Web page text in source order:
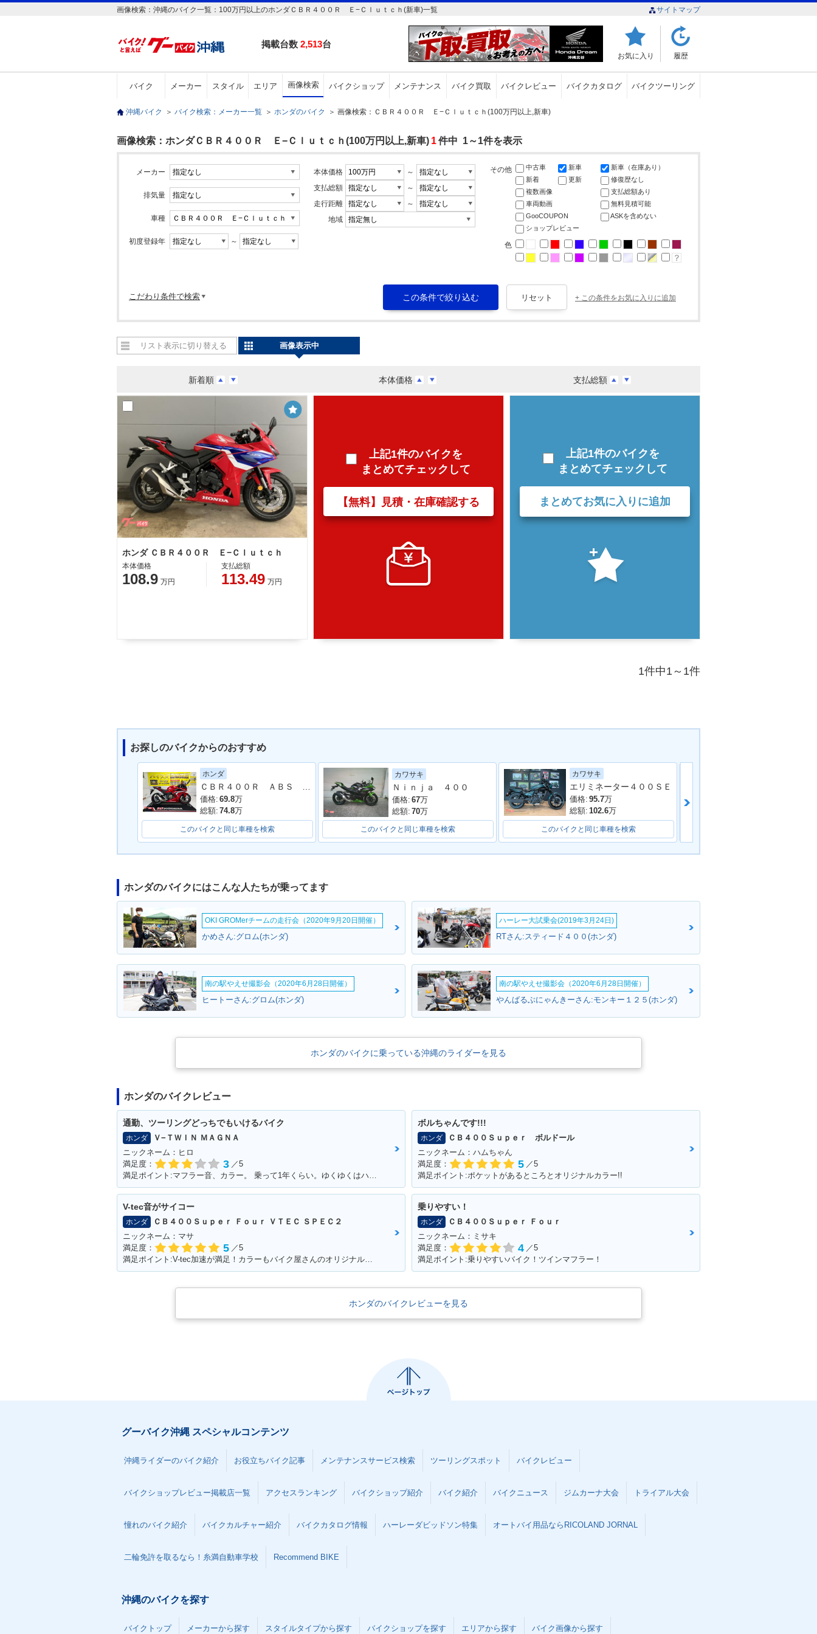
画像検索：沖縄のバイク一覧：100万円以上のホンダＣＢＲ４００Ｒ Ｅ−Ｃｌｕｔｃｈ(新車)一覧 サイトマップ
掲載台数 2,513台
お気に入り 履歴
バイク メーカー スタイル エリア 画像検索 バイクショップ メンテナンス バイク買取 バイクレビュー バイクカタログ バイクツーリング
沖縄バイク ＞ バイク検索：メーカー一覧 ＞ ホンダのバイク ＞ 画像検索：ＣＢＲ４００Ｒ Ｅ−Ｃｌｕｔｃｈ(100万円以上,新車)
画像検索：ホンダＣＢＲ４００Ｒ Ｅ−Ｃｌｕｔｃｈ(100万円以上,新車) 1件中 1～1件を表示
メーカー
排気量
車種
初度登録年 ～
本体価格
～
支払総額
～
走行距離
～
地域
その他 中古車 新車
新車（在庫あり）
新着
更新
修復歴なし
複数画像
支払総額あり
車両動画
無料見積可能
GooCOUPON
ASKを含めない
ショップレビュー
色
こだわり条件で検索 + この条件をお気に入りに追加
新着順 本体価格 支払総額
リスト表示に切り替える 画像表示中
ホンダ ＣＢＲ４００Ｒ Ｅ−Ｃｌｕｔｃｈ
本体価格
108.9 万円
支払総額
113.49 万円
上記1件のバイクを
まとめてチェックして
【無料】見積・在庫確認する
上記1件のバイクを
まとめてチェックして
まとめてお気に入りに追加
1件中1～1件
お探しのバイクからのおすすめ
ホンダ
ＣＢＲ４００Ｒ ＡＢＳ ＮＣ５６型 ２０２４年モデル スクリーン サイドスタンド
価格: 69.8万
総額: 74.8万
このバイクと同じ車種を検索
カワサキ
Ｎｉｎｊａ ４００
価格: 67万
総額: 70万
このバイクと同じ車種を検索
カワサキ
エリミネーター４００ＳＥ
価格: 95.7万
総額: 102.6万
このバイクと同じ車種を検索
ホンダのバイクにはこんな人たちが乗ってます
OKI GROMerチームの走行会（2020年9月20日開催）
かめさん:グロム(ホンダ)
ハーレー大試乗会(2019年3月24日)
RTさん:スティード４００(ホンダ)
南の駅やえせ撮影会（2020年6月28日開催）
ヒートーさん:グロム(ホンダ)
南の駅やえせ撮影会（2020年6月28日開催）
やんばるぶにゃんきーさん:モンキー１２５(ホンダ)
ホンダのバイクに乗っている沖縄のライダーを見る
ホンダのバイクレビュー
通勤、ツーリングどっちでもいけるバイク
ホンダ
Ｖ−ＴＷＩＮ ＭＡＧＮＡ
ニックネーム：ヒロ
満足度：
3 ／5
満足ポイント:マフラー音、カラー。 乗って1年くらい。ゆくゆくはハーレーに！通勤で使ってる。 ショック、ハンドル周りをカスタムしていきたい。
ボルちゃんです!!!
ホンダ
ＣＢ４００Ｓｕｐｅｒ ボルドール
ニックネーム：ハムちゃん
満足度：
5 ／5
満足ポイント:ポケットがあるところとオリジナルカラー!!
V-tec音がサイコー
ホンダ
ＣＢ４００Ｓｕｐｅｒ Ｆｏｕｒ ＶＴＥＣ ＳＰＥＣ２
ニックネーム：マサ
満足度：
5 ／5
満足ポイント:V-tec加速が満足！カラーもバイク屋さんのオリジナルカラーです。
乗りやすい！
ホンダ
ＣＢ４００Ｓｕｐｅｒ Ｆｏｕｒ
ニックネーム：ミサキ
満足度：
4 ／5
満足ポイント:乗りやすいバイク！ツインマフラー！
ホンダのバイクレビューを見る
グーバイク沖縄 スペシャルコンテンツ
沖縄ライダーのバイク紹介 お役立ちバイク記事 メンテナンスサービス検索 ツーリングスポット バイクレビュー
バイクショップレビュー掲載店一覧 アクセスランキング バイクショップ紹介 バイク紹介 バイクニュース ジムカーナ大会 トライアル大会
憧れのバイク紹介 バイクカルチャー紹介 バイクカタログ情報 ハーレーダビッドソン特集 オートバイ用品ならRICOLAND JORNAL
二輪免許を取るなら！糸満自動車学校 Recommend BIKE
沖縄のバイクを探す
バイクトップ メーカーから探す スタイルタイプから探す バイクショップを探す エリアから探す バイク画像から探す